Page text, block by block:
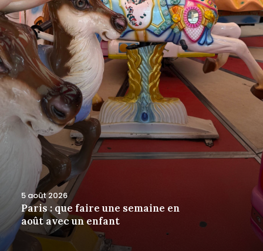
5 août 2026
Paris : que faire une semaine en
août avec un enfant